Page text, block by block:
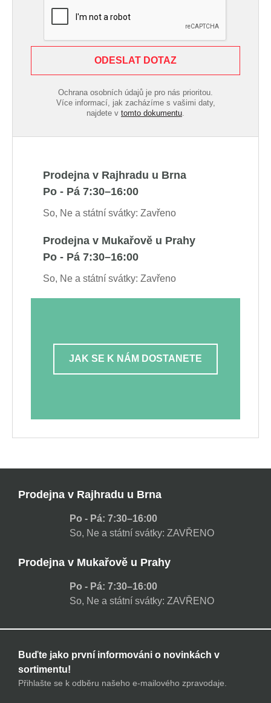
ODESLAT DOTAZ
Ochrana osobních údajů je pro nás prioritou.
Více informací, jak zacházíme s vašimi daty,
najdete v tomto dokumentu.
Prodejna v Rajhradu u Brna
Po - Pá 7:30–16:00
So, Ne a státní svátky: Zavřeno
Prodejna v Mukařově u Prahy
Po - Pá 7:30–16:00
So, Ne a státní svátky: Zavřeno
JAK SE K NÁM DOSTANETE
Prodejna v Rajhradu u Brna
Po - Pá: 7:30–16:00
So, Ne a státní svátky: ZAVŘENO
Prodejna v Mukařově u Prahy
Po - Pá: 7:30–16:00
So, Ne a státní svátky: ZAVŘENO
Buďte jako první informováni o novinkách v
sortimentu!
Přihlašte se k odběru našeho e-mailového zpravodaje.